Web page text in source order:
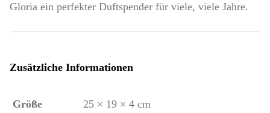
Gloria ein perfekter Duftspender für viele, viele Jahre.
Zusätzliche Informationen
Größe 25 × 19 × 4 cm